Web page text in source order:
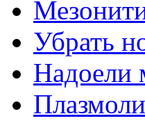
Убрать
Надоели